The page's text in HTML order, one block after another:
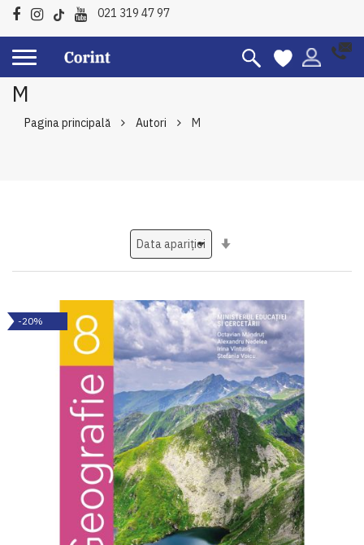
021 319 47 97
M
Pagina principală Autori M
-20%